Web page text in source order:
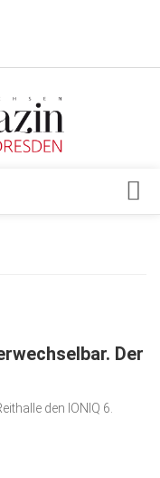
Der
den IONIQ 6.